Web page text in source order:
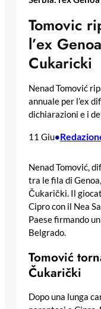
Tomovic
l’ex
Cukaricki
Nenad Tomović
annuale per l’ex
dichiarazioni e i
11 Giu•
Nenad Tomović,
tra le fila di
Čukarički. Il
Cipro con il Nea
Paese firmando
Belgrado.
Tomović
Čukarički
Dopo una lunga